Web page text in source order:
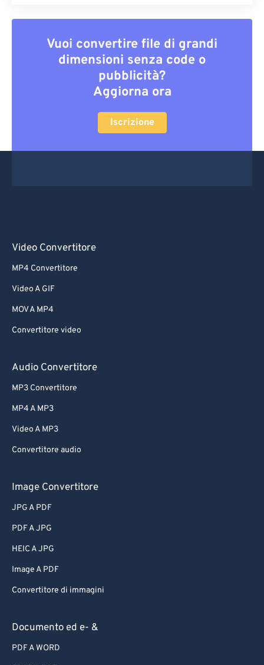
Vuoi convertire file di grandi
dimensioni senza code o
pubblicità?
Aggiorna ora
Iscrizione
Video Convertitore
MP4 Convertitore
Video A GIF
MOV A MP4
Convertitore video
Audio Convertitore
MP3 Convertitore
MP4 A MP3
Video A MP3
Convertitore audio
Image Convertitore
JPG A PDF
PDF A JPG
HEIC A JPG
Image A PDF
Convertitore di immagini
Documento ed e- &
PDF A WORD